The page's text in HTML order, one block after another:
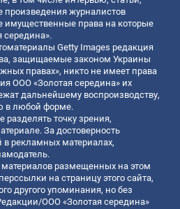
журналистов
имущественные права на которые
середина».
Getty Images редакция
защищаемые законом Украины
правах», никто не имеет права
ООО «Золотая середина» их
дальнейшему воспроизводству,
в любой форме.
разделять точку зрения,
За достоверность
рекламных материалах,
размещенных на этом
на страницу этого сайта,
другого упоминания, но без
ООО «Золотая середина»